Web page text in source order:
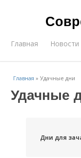
Главная Новости
Главная »Удачные дни
Удачные
Дни для